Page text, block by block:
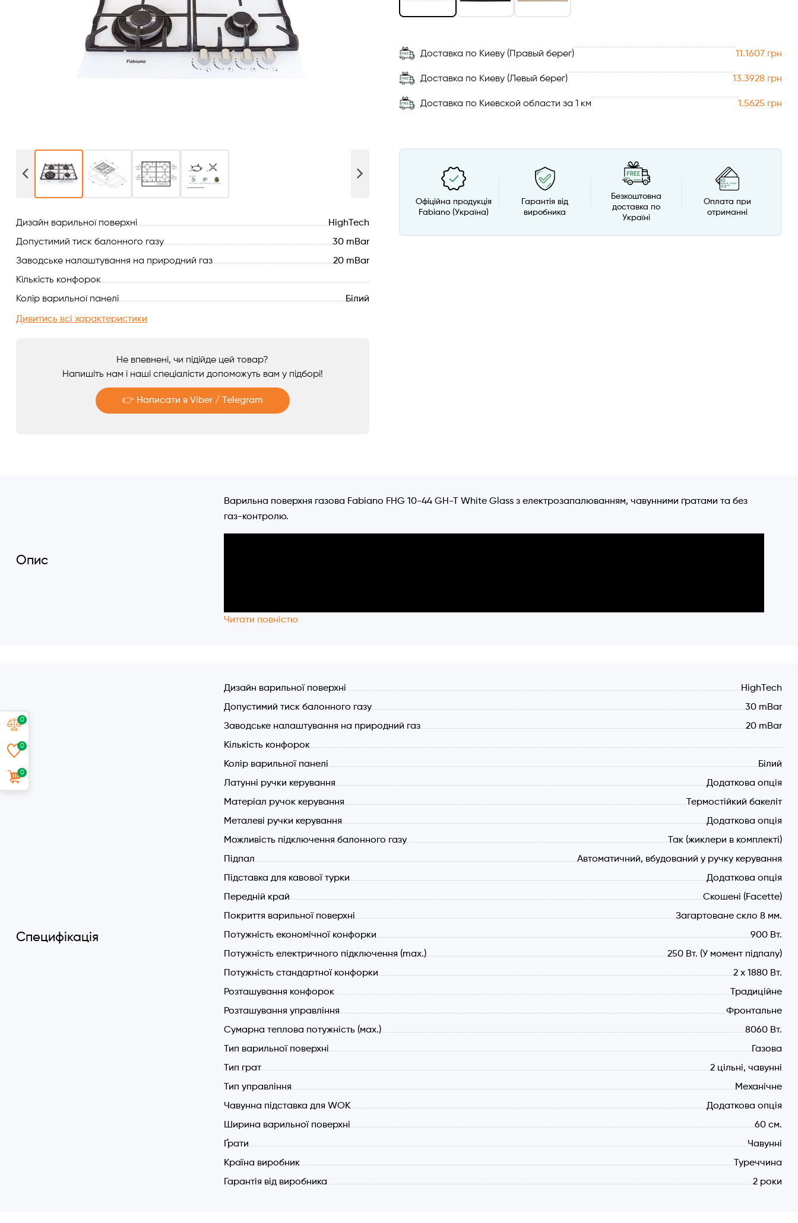
Витяжки для кухні
Пральні машини
Сушильні машини
Холодильне обладнання
Сантехніка
Аксесуари
Переглянути всі
0
0
0
Дизайн варильної поверхні
HighTech
Допустимий тиск балонного газу
30 mBar
Заводське налаштування на природний газ
20 mBar
Кількість конфорок
Колір варильної панелі
Білий
Дивитись всі характеристики
Не впевнені, чи підійде цей товар?
Напишіть нам і наші спеціалісти допоможуть вам у підборі!
👉 Написати в Viber / Telegram
Доставка по Киеву (Правый берег) 11.1607 грн
Доставка по Киеву (Левый берег) 13.3928 грн
Доставка по Киевской области за 1 км 1.5625 грн
Офіційна продукція
Fabiano (Україна)
Гарантія від
виробника
Безкоштовна
доставка по
Україні
Оплата при
отриманні
Опис
Варильна поверхня газова Fabiano FHG 10-44 GH-T White Glass з електрозапалюванням, чавунними ґратами та без
газ-контролю.
Читати повністю
Специфікація
Дизайн варильної поверхні
HighTech
Допустимий тиск балонного газу
30 mBar
Заводське налаштування на природний газ
20 mBar
Кількість конфорок
Колір варильної панелі
Білий
Латунні ручки керування
Додаткова опція
Матеріал ручок керування
Термостійкий бакеліт
Металеві ручки керування
Додаткова опція
Можливість підключення балонного газу
Так (жиклери в комплекті)
Підпал
Автоматичний, вбудований у ручку керування
Підставка для кавової турки
Додаткова опція
Передній край
Скошені (Facette)
Покриття варильної поверхні
Загартоване скло 8 мм.
Потужність економічної конфорки
900 Вт.
Потужність електричного підключення (max.)
250 Вт. (У момент підпалу)
Потужність стандартної конфорки
2 х 1880 Вт.
Розташування конфорок
Традиційне
Розташування управління
Фронтальне
Сумарна теплова потужність (мах.)
8060 Вт.
Тип варильної поверхні
Газова
Тип грат
2 цільні, чавунні
Тип управління
Механічне
Чавунна підставка для WOK
Додаткова опція
Ширина варильної поверхні
60 см.
Ґрати
Чавунні
Країна виробник
Туреччина
Гарантія від виробника
2 роки